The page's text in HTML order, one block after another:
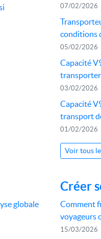
07/02/2026
conditions
05/02/2026
Capacité
transporter
03/02/2026
Capacité
transport
01/02/2026
Voir tous
globale
Créer
Comment
voyageurs
15/03/2026